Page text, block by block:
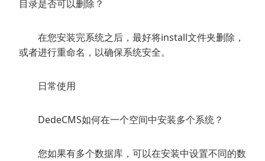
目录是否可以删除？
在您安装完系统之后，最好将install文件夹删除，
或者进行重命名，以确保系统安全。
日常使用
DedeCMS如何在一个空间中安装多个系统？
您如果有多个数据库，可以在安装中设置不同的数